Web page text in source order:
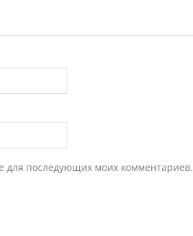
для последующих моих комментариев.